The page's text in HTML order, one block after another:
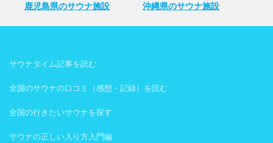
鹿児島県のサウナ施設 沖縄県のサウナ施設
サウナタイム記事を読む
全国のサウナの口コミ（感想・記録）を読む
全国の行きたいサウナを探す
サウナの正しい入り方入門編